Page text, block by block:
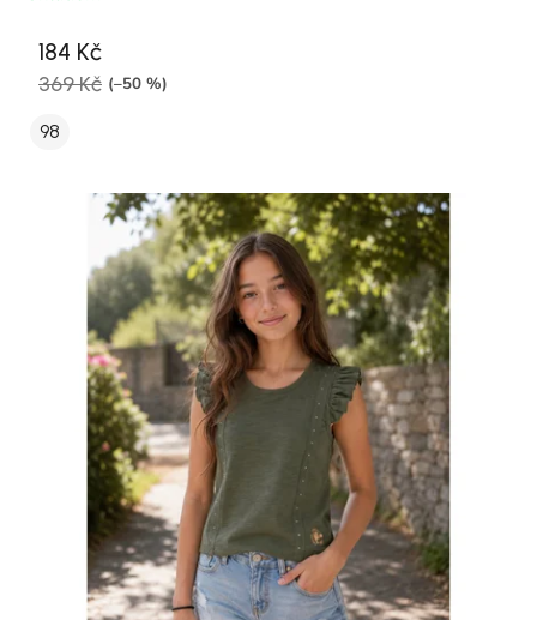
184 Kč
369 Kč (–50 %)
98